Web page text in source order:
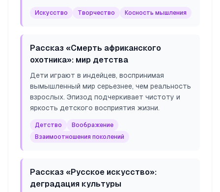
Искусство Творчество Косность мышления
Рассказ «Смерть африканского
охотника»: мир детства
Дети играют в индейцев, воспринимая
вымышленный мир серьезнее, чем реальность
взрослых. Эпизод подчеркивает чистоту и
яркость детского восприятия жизни.
Детство
Воображение
Взаимоотношения поколений
Рассказ «Русское искусство»:
деградация культуры